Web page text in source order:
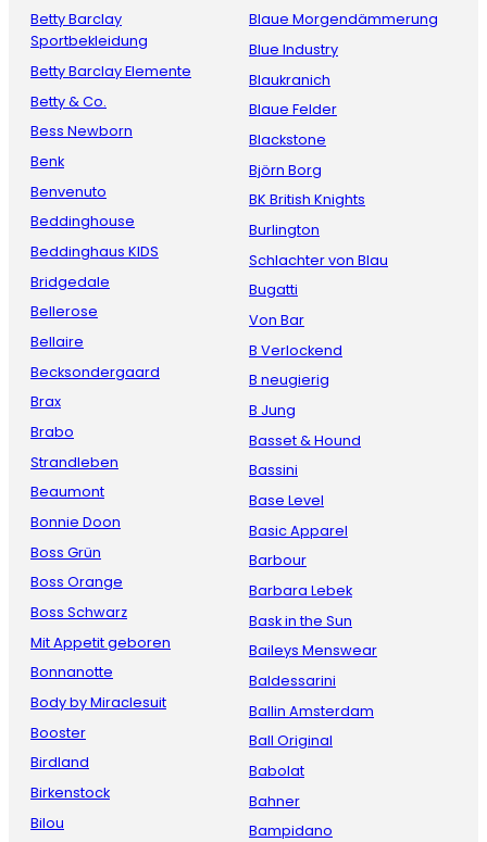
Betty Barclay
Sportbekleidung
Betty Barclay Elemente
Betty & Co.
Bess Newborn
Benk
Benvenuto
Beddinghouse
Beddinghaus KIDS
Bridgedale
Bellerose
Bellaire
Becksondergaard
Brax
Brabo
Strandleben
Beaumont
Bonnie Doon
Boss Grün
Boss Orange
Boss Schwarz
Mit Appetit geboren
Bonnanotte
Body by Miraclesuit
Booster
Birdland
Birkenstock
Bilou
Blaue Morgendämmerung
Blue Industry
Blaukranich
Blaue Felder
Blackstone
Björn Borg
BK British Knights
Burlington
Schlachter von Blau
Bugatti
Von Bar
B Verlockend
B neugierig
B Jung
Basset & Hound
Bassini
Base Level
Basic Apparel
Barbour
Barbara Lebek
Bask in the Sun
Baileys Menswear
Baldessarini
Ballin Amsterdam
Ball Original
Babolat
Bahner
Bampidano